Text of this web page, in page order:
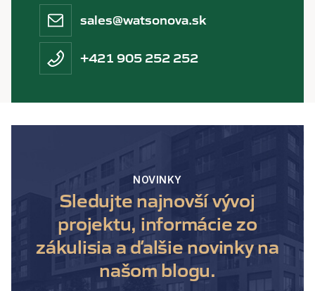
sales@watsonova.sk
+421 905 252 252
NOVINKY
Sledujte najnovší vývoj
projektu, informácie zo
zákulisia a ďalšie novinky na
našom blogu.